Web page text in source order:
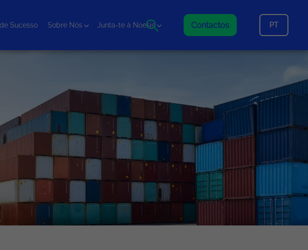
Sucesso Sobre Nós Junta-te à Noesis Contactos PT